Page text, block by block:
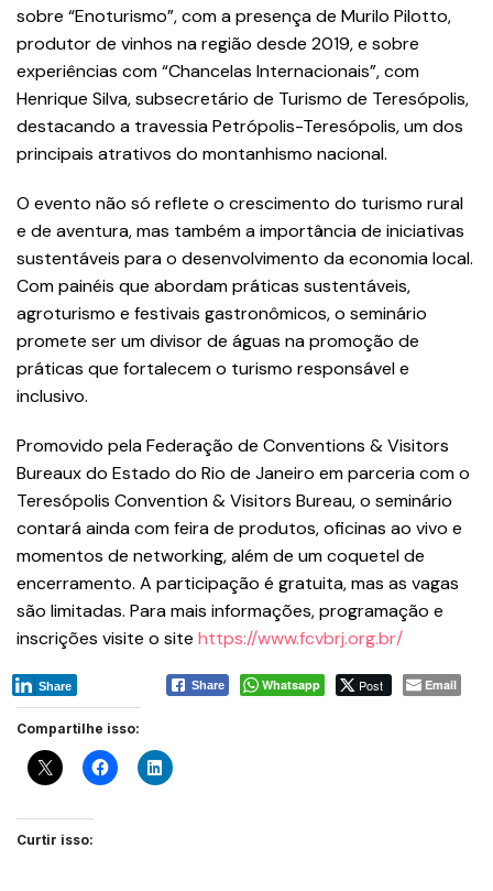
sobre “Enoturismo”, com a presença de Murilo Pilotto,
produtor de vinhos na região desde 2019, e sobre
experiências com “Chancelas Internacionais”, com
Henrique Silva, subsecretário de Turismo de Teresópolis,
destacando a travessia Petrópolis-Teresópolis, um dos
principais atrativos do montanhismo nacional.
O evento não só reflete o crescimento do turismo rural
e de aventura, mas também a importância de iniciativas
sustentáveis para o desenvolvimento da economia local.
Com painéis que abordam práticas sustentáveis,
agroturismo e festivais gastronômicos, o seminário
promete ser um divisor de águas na promoção de
práticas que fortalecem o turismo responsável e
inclusivo.
Promovido pela Federação de Conventions & Visitors
Bureaux do Estado do Rio de Janeiro em parceria com o
Teresópolis Convention & Visitors Bureau, o seminário
contará ainda com feira de produtos, oficinas ao vivo e
momentos de networking, além de um coquetel de
encerramento. A participação é gratuita, mas as vagas
são limitadas. Para mais informações, programação e
inscrições visite o site https://www.fcvbrj.org.br/
Share Whatsapp Post Email
Share
Compartilhe isso:
Curtir isso: